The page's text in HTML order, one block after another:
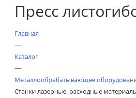
Пресс
Главная
—
Каталог
—
Металлообрабатывающее
Станки лазерные, расходные